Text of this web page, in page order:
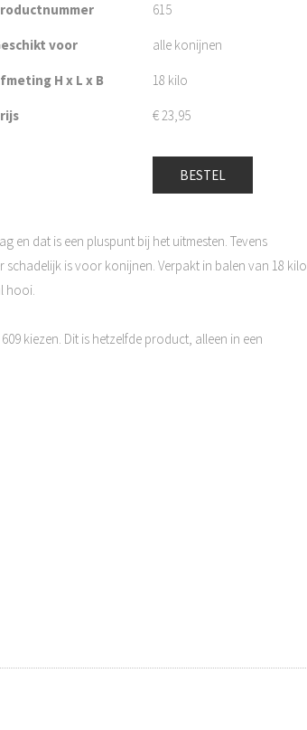
615
voor alle konijnen
H x L x B 18 kilo
€23,95
BESTEL
en dat is een pluspunt bij het uitmesten. Tevens
is voor konijnen. Verpakt in balen van 18 kilo
hooi.
kiezen. Dit is hetzelfde product, alleen in een